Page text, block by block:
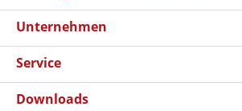
Unternehmen
Service
Downloads